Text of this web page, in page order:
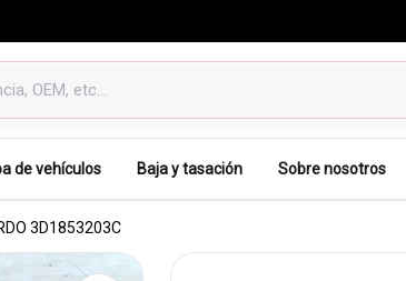
de vehículos Baja y tasación Sobre nosotros
3D1853203C